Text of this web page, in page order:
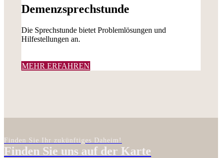
Demenzsprechstunde
Die Sprechstunde bietet Problemlösungen und
Hilfestellungen an.
MEHR ERFAHREN
Finden Sie Ihr zukünftiges Daheim!
Finden Sie uns auf der Karte